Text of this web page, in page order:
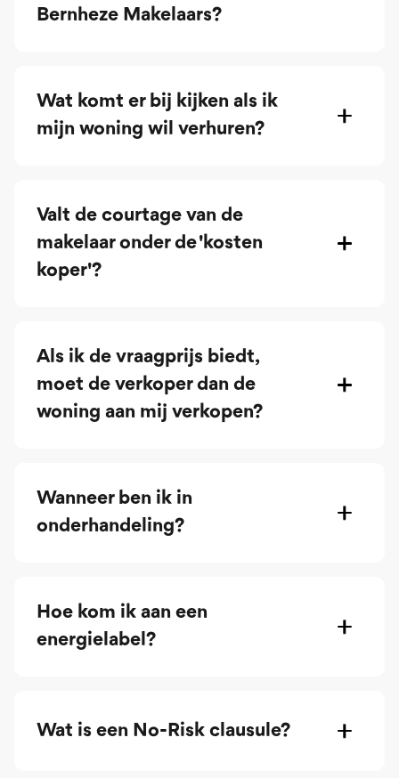
Bernheze Makelaars?
Wat komt er bij kijken als ik
mijn woning wil verhuren?
Valt de courtage van de
makelaar onder de 'kosten
koper'?
Als ik de vraagprijs biedt,
moet de verkoper dan de
woning aan mij verkopen?
Wanneer ben ik in
onderhandeling?
Hoe kom ik aan een
energielabel?
Wat is een No-Risk clausule?